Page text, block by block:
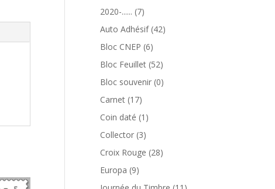
2020-...... 77
produits
Auto Adhésif 4242
Bloc CNEP 66
produits
Bloc Feuillet 5252
produits
Bloc souvenir 00
Carnet 1717
produits
Coin daté 1 1
Collector 33
produits
Croix Rouge 2828
Europa 99
produits